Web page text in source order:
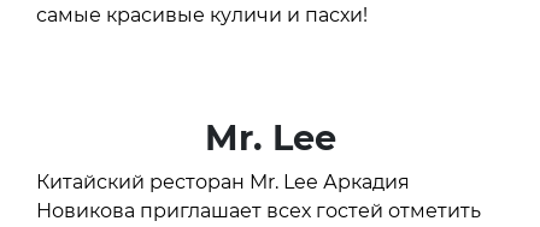
самые красивые куличи и пасхи!
Mr. Lee
Китайский ресторан Mr. Lee Аркадия
Новикова приглашает всех гостей отметить